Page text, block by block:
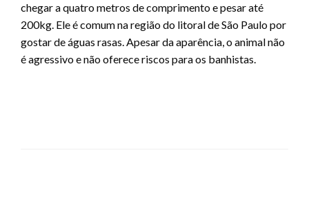
chegar a quatro metros de comprimento e pesar até
200kg. Ele é comum na região do litoral de São Paulo por
gostar de águas rasas. Apesar da aparência, o animal não
é agressivo e não oferece riscos para os banhistas.